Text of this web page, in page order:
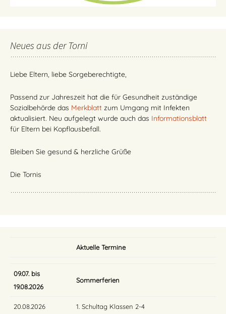
Neues aus der Torni
Liebe Eltern, liebe Sorgeberechtigte,
Passend zur Jahreszeit hat die für Gesundheit zuständige
Sozialbehörde das Merkblatt zum Umgang mit Infekten
aktualisiert. Neu aufgelegt wurde auch das Informationsblatt
für Eltern bei Kopflausbefall.
Bleiben Sie gesund & herzliche Grüße
Die Tornis
Aktuelle Termine
09.07. bis
19.08.2026
Sommerferien
20.08.2026 1. Schultag Klassen 2-4